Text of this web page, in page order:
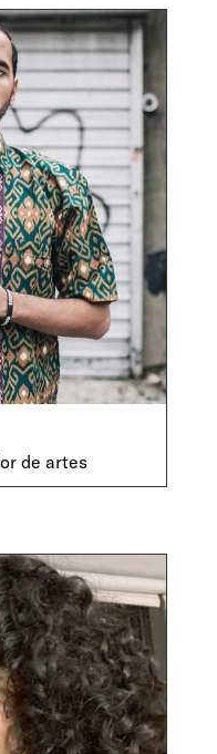
de artes